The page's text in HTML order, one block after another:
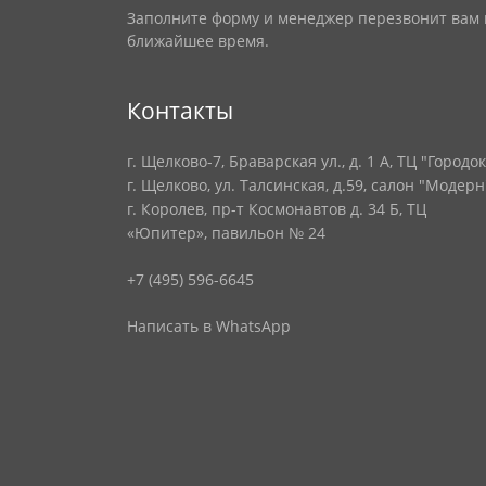
Заполните форму и менеджер перезвонит вам
ближайшее время.
Контакты
г. Щелково-7, Браварская ул., д. 1 А, ТЦ
г. Щелково, ул. Талсинская, д.59, салон
г. Королев, пр-т Космонавтов д. 34 Б, ТЦ
«Юпитер», павильон № 24
+7 (495) 596-6645
Написать в WhatsApp